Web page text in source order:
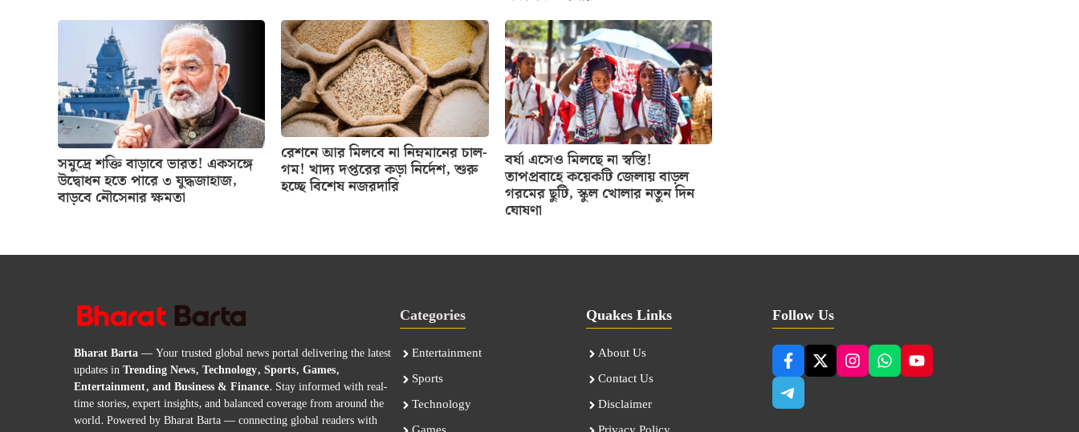
সমুদ্রে শক্তি বাড়াবে ভারত! একসঙ্গে
উদ্বোধন হতে পারে ৩ যুদ্ধজাহাজ,
বাড়বে নৌসেনার ক্ষমতা
রেশনে আর মিলবে না নিম্নমানের চাল-
গম! খাদ্য দপ্তরের কড়া নির্দেশ, শুরু
হচ্ছে বিশেষ নজরদারি
বর্ষা এসেও মিলছে না স্বস্তি!
তাপপ্রবাহে কয়েকটি জেলায় বাড়ল
গরমের ছুটি, স্কুল খোলার নতুন দিন
ঘোষণা
Bharat Barta— Your trusted global news portal delivering the latest
updates inTrending News, Technology, Sports, Games,
Entertainment, and Business & Finance. Stay informed with real-
time stories, expert insights, and balanced coverage from around the
world. Powered by Bharat Barta — connecting global readers with
Categories
Entertainment
Sports
Technology
Quakes Links
About Us
Contact Us
Disclaimer
Follow Us